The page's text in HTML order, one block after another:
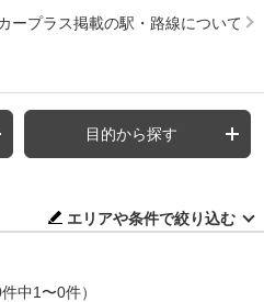
ープラス掲載の駅・路線について
目的から探す
エリアや条件で絞り込む
件中1〜0件）